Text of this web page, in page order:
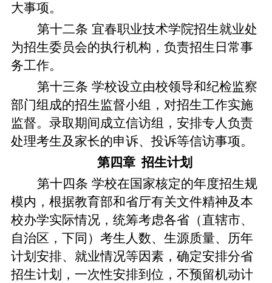
大事项。
第十二条 宜春职业技术学院招生就业处
为招生委员会的执行机构，负责招生日常事
务工作。
第十三条 学校设立由校领导和纪检监察
部门组成的招生监督小组，对招生工作实施
监督。录取期间成立信访组，安排专人负责
处理考生及家长的申诉、投诉等信访事项。
第四章 招生计划
第十四条 学校在国家核定的年度招生规
模内，根据教育部和省厅有关文件精神及本
校办学实际情况，统筹考虑各省（直辖市、
自治区，下同）考生人数、生源质量、历年
计划安排、就业情况等因素，确定安排分省
招生计划，一次性安排到位，不预留机动计